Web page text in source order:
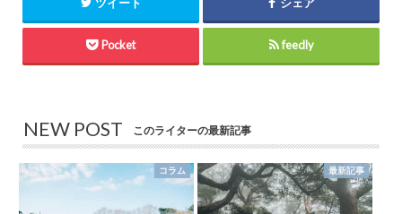
Pocket feedly
NEW POST このライターの最新記事
コラム 最新記事